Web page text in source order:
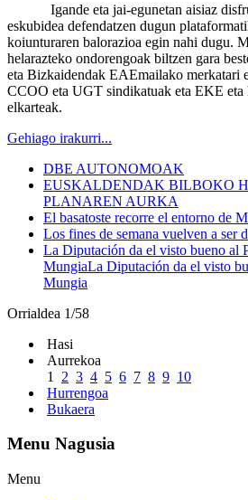
Igande eta jai-egunetan aisiaz
eskubidea defendatzen dugun
koiunturaren balorazioa egin nahi dugu.
helarazteko ondorengoak biltzen gara
eta Bizkaidendak EAEmailako
CCOO eta UGT sindikatuak eta EKE
elkarteak.
Gehiago irakurri...
DBE AUTONOMOAK
EUSKALDENDAK BILBOKO
PLANAREN AURKA
El basatoste recorre el entorno de
Los fines de semana vuelven a ser
La Diputación da el visto bueno al
MungiaLa Diputación da el visto
Mungia
Orrialdea 1/58
Hasi
Aurrekoa
1
2 3 4 5 6 7 8 9 10
Hurrengoa
Bukaera
Menu Nagusia
Menu